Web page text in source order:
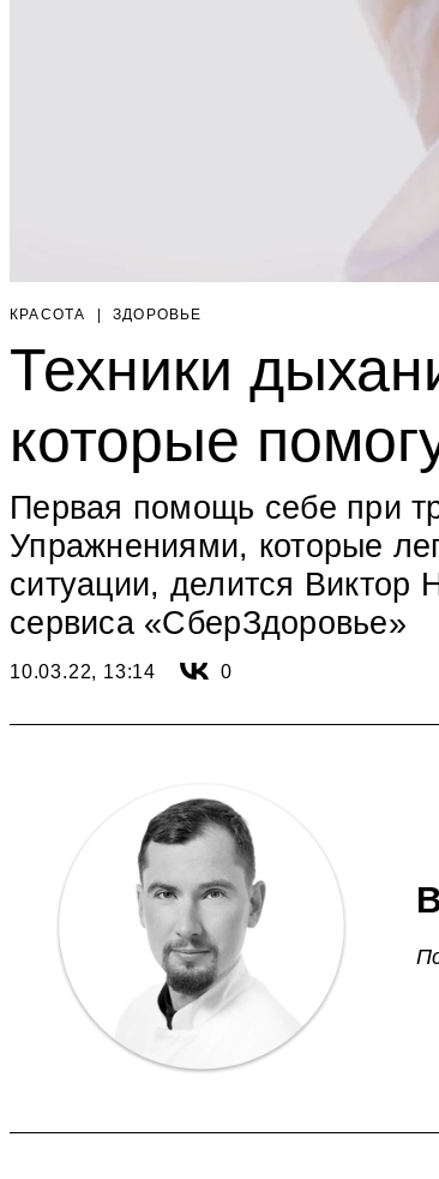
КРАСОТА | ЗДОРОВЬЕ
Техники
которые
Первая помощь себе при
Упражнениями, которые
ситуации, делится Виктор
сервиса «СберЗдоровье»
10.03.22, 13:14 0